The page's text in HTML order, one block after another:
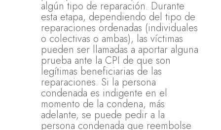
algún tipo de reparación. Durante
esta etapa, dependiendo del tipo de
reparaciones ordenadas (individuales
o colectivas o ambas), las víctimas
pueden ser llamadas a aportar alguna
prueba ante la CPI de que son
legítimas beneficiarias de las
reparaciones. Si la persona
condenada es indigente en el
momento de la condena, más
adelante, se puede pedir a la
persona condenada que reembolse